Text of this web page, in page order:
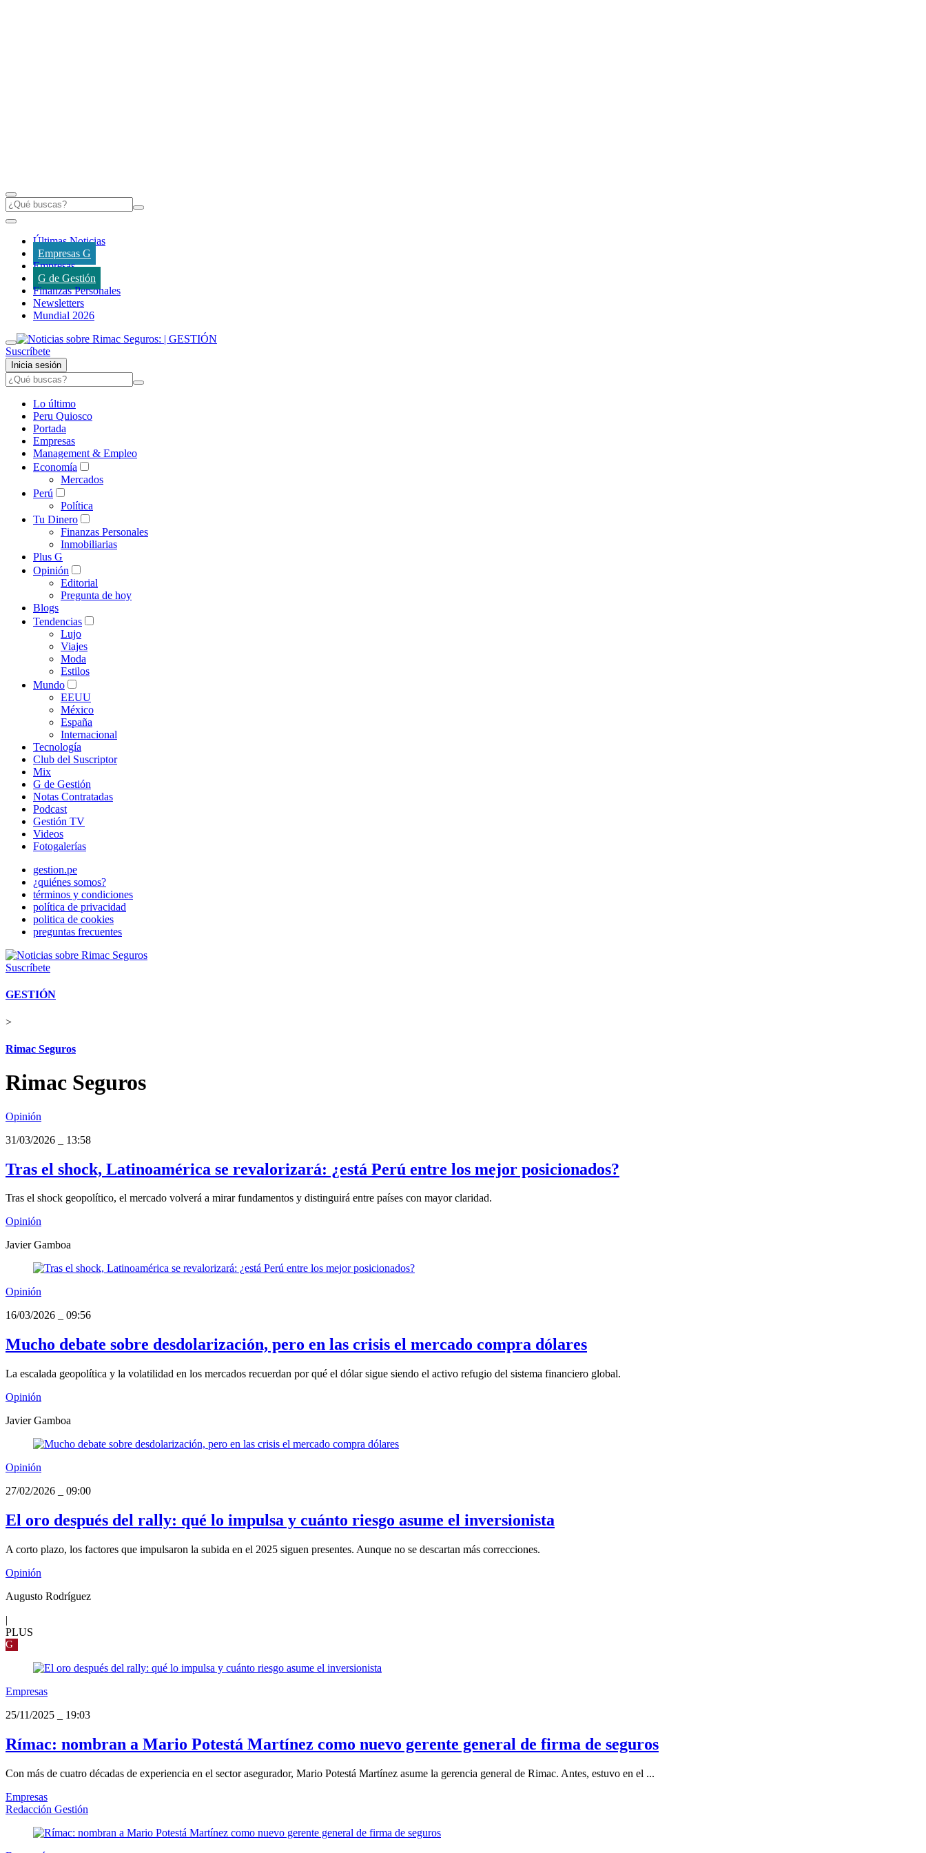
Últimas Noticias
Empresas G
Empresas
G de Gestión
Finanzas Personales
Newsletters
Mundial 2026
Suscríbete
Inicia sesión
Lo último
Peru Quiosco
Portada
Empresas
Management & Empleo
Economía
Mercados
Perú
Política
Tu Dinero
Finanzas Personales
Inmobiliarias
Plus G
Opinión
Editorial
Pregunta de hoy
Blogs
Tendencias
Lujo
Viajes
Moda
Estilos
Mundo
EEUU
México
España
Internacional
Tecnología
Club del Suscriptor
Mix
G de Gestión
Notas Contratadas
Podcast
Gestión TV
Videos
Fotogalerías
gestion.pe
¿quiénes somos?
términos y condiciones
política de privacidad
politica de cookies
preguntas frecuentes
Suscríbete
GESTIÓN
>
Rimac Seguros
Rimac Seguros
Opinión
31/03/2026
13:58
Tras el shock, Latinoamérica se revalorizará: ¿está Perú entre los mejor posicionados?
Tras el shock geopolítico, el mercado volverá a mirar fundamentos y distinguirá entre países con mayor claridad.
Opinión
Javier Gamboa
Opinión
16/03/2026
09:56
Mucho debate sobre desdolarización, pero en las crisis el mercado compra dólares
La escalada geopolítica y la volatilidad en los mercados recuerdan por qué el dólar sigue siendo el activo refugio del sistema financiero global.
Opinión
Javier Gamboa
Opinión
27/02/2026
09:00
El oro después del rally: qué lo impulsa y cuánto riesgo asume el inversionista
A corto plazo, los factores que impulsaron la subida en el 2025 siguen presentes. Aunque no se descartan más correcciones.
Opinión
Augusto Rodríguez
|
PLUS
G
Empresas
25/11/2025
19:03
Rímac: nombran a Mario Potestá Martínez como nuevo gerente general de firma de seguros
Con más de cuatro décadas de experiencia en el sector asegurador, Mario Potestá Martínez asume la gerencia general de Rimac. Antes, estuvo en el ...
Empresas
Redacción Gestión